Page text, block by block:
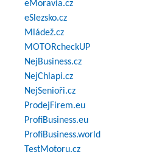
eMoravia.cz
eSlezsko.cz
Mládež.cz
MOTORcheckUP
NejBusiness.cz
NejChlapi.cz
NejSenioři.cz
ProdejFirem.eu
ProfiBusiness.eu
ProfiBusiness.world
TestMotoru.cz